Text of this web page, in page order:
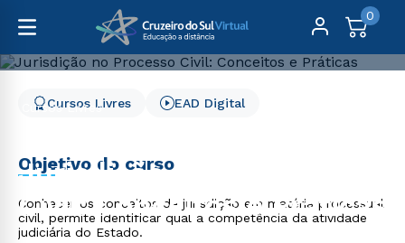
0
Cursos Livres
Jurisdição no Processo
Civil: Conceitos e Práticas
Cursos Livres EAD Digital
Objetivo do curso
Conhecer os conceitos de jurisdição em matéria processual
civil, permite identificar qual a competência da atividade
judiciária do Estado.